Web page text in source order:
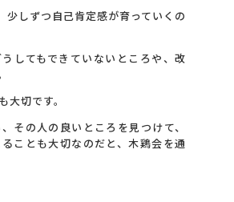
少しずつ自己肯定感が育っていくの
してもできていないところや、改
大切です。
その人の良いところを見つけて、
ことも大切なのだと、木鶏会を通